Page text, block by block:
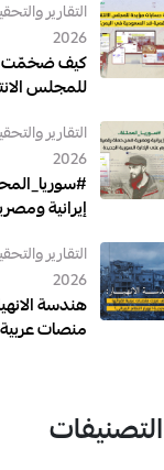
العراقية؟
التقارير
2026
كيف ضخمّت
للمجلس
التقارير
2026
إيرانية
السورية
التقارير
2026
هندسة
منصات عربية
التصنيفات